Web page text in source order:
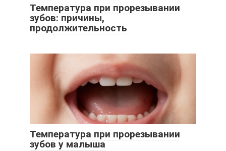
Температура при прорезывании
зубов: причины,
продолжительность
Температура при прорезывании
зубов у малыша